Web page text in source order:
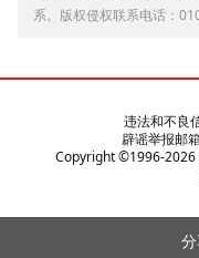
系。版权侵权联系电话：
违法和不良
辟谣举报邮
Copyright ©1996-2026